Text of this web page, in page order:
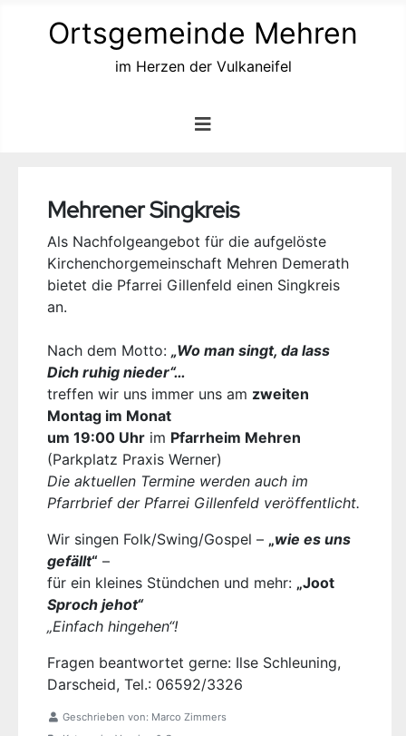
Ortsgemeinde Mehren
im Herzen der Vulkaneifel
Mehrener Singkreis
Als Nachfolgeangebot für die aufgelöste
Kirchenchorgemeinschaft Mehren Demerath
bietet die Pfarrei Gillenfeld einen Singkreis
an.
Nach dem Motto: „Wo man singt, da lass
Dich ruhig nieder“…
treffen wir uns immer uns am zweiten
Montag im Monat
um 19:00 Uhr im Pfarrheim Mehren
(Parkplatz Praxis Werner)
Die aktuellen Termine werden auch im
Pfarrbrief der Pfarrei Gillenfeld veröffentlicht.
Wir singen Folk/Swing/Gospel – „wie es uns
gefällt“ –
für ein kleines Stündchen und mehr: „Joot
Sproch jehot“
„Einfach hingehen“!
Fragen beantwortet gerne: Ilse Schleuning,
Darscheid, Tel.: 06592/3326
Geschrieben von: Marco Zimmers